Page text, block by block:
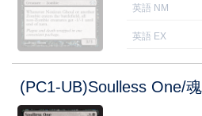
英語 NM
英語 EX
(PC1-UB)Soulless One/